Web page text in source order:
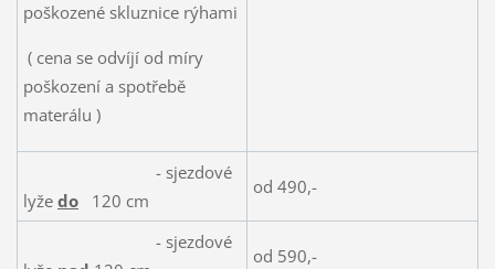
poškozené skluznice rýhami
( cena se odvíjí od míry
poškození a spotřebě
materálu )
- sjezdové
lyže do120 cm
od 490,-
- sjezdové
od 590,-